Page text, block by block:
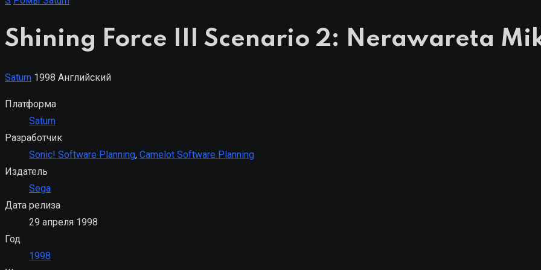
Shining Force III Scenario 2: Nerawareta
Saturn 1998 Английский
Платформа
Saturn
Разработчик
Sonic! Software Planning, Camelot Software Planning
Издатель
Sega
Дата релиза
29 апреля 1998
Год
1998